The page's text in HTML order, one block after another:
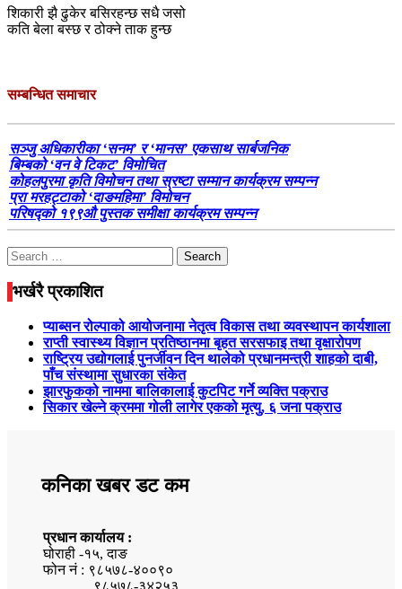
शिकारी झै ढुकेर बसिरहन्छ सधै जसो
कति बेला बस्छ र ठोक्ने ताक हुन्छ
सम्बन्धित समाचार
सञ्जु अधिकारीका ‘सनम’ र ‘मानस’ एकसाथ सार्बजनिक
बिम्बको ‘वन वे टिकट’ विमोचित
कोहलपुरमा कृति विमोचन तथा स्रष्टा सम्मान कार्यक्रम सम्पन्न
प्रा मरहट्टाको ‘दाङमहिमा’ विमोचन
परिषद्को १९९औ पुस्तक समीक्षा कार्यक्रम सम्पन्न
Search
for:
भर्खरै प्रकाशित
प्याब्सन रोल्पाको आयोजनामा नेतृत्व विकास तथा व्यवस्थापन कार्यशाला
राप्ती स्वास्थ्य विज्ञान प्रतिष्ठानमा बृहत सरसफाइ तथा वृक्षारोपण
राष्ट्रिय उद्योगलाई पुनर्जीवन दिन थालेको प्रधानमन्त्री शाहको दाबी,
पाँच संस्थामा सुधारका संकेत
झारफुकको नाममा बालिकालाई कुटपिट गर्ने व्यक्ति पक्राउ
सिकार खेल्ने क्रममा गोली लागेर एकको मृत्यु, ६ जना पक्राउ
कनिका खबर डट कम
प्रधान कार्यालय :
घोराही -१५, दाङ
फोन नं : ९८५७८-४००९०